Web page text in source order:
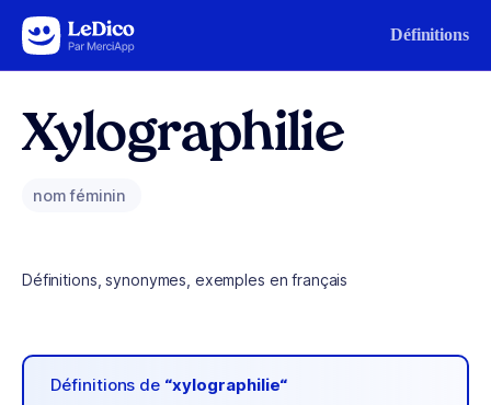
Aller au contenu Définitions
Xylographilie
nom féminin
Définitions, synonymes, exemples en français
Définitions de “xylographilie“